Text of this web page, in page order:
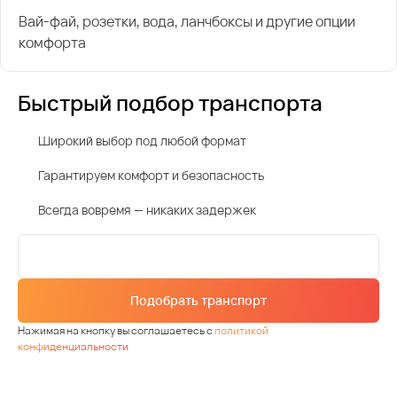
Вай-фай, розетки, вода, ланчбоксы и другие опции
комфорта
Быстрый подбор транспорта
Широкий выбор под любой формат
Гарантируем комфорт и безопасность
Всегда вовремя — никаких задержек
Подобрать транспорт
Нажимая на кнопку вы соглашаетесь сполитикой
конфиденциальности